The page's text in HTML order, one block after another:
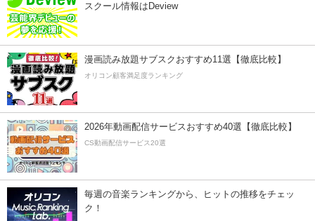
スクール情報はDeview
漫画読み放題サブスクおすすめ11選【徹底比較】
オリコン顧客満足度ランキング
2026年動画配信サービスおすすめ40選【徹底比較】
CS動画配信サービス20選
毎週の音楽ランキングから、ヒットの推移をチェッ
ク！